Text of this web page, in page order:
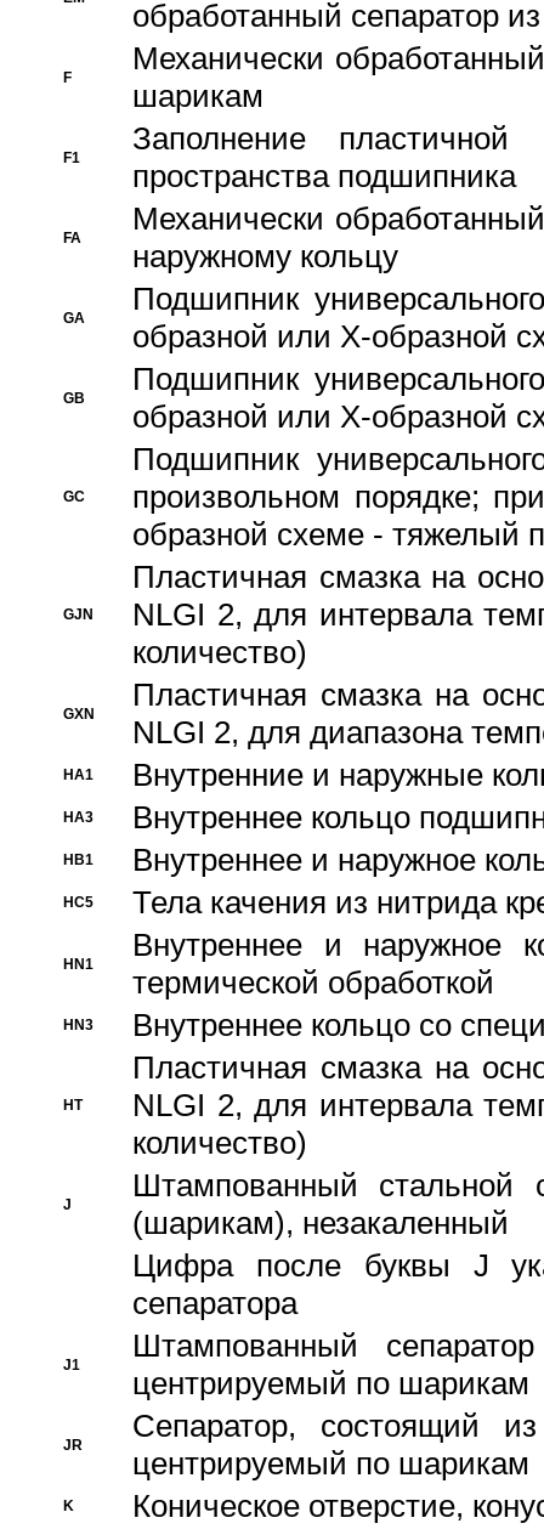
обработанный сепаратор
F
Механически
шарикам
F1
Заполнение
пространства подшипника
FA
Механически
наружному кольцу
GA
Подшипник
образной или Х-образной
GB
Подшипник
образной или Х-образной
GC
Подшипник
произвольном порядке;
образной схеме - тяжелый
GJN
Пластичная смазка на
NLGI 2, для интервала
количество)
GXN
Пластичная смазка на
NLGI 2, для диапазона
HA1 Внутренние и наружные
HA3 Bнутреннее кольцо
HB1 Bнутреннее и наружное
HC5 Тела качения из нитрида
HN1
Bнутреннее и наружное
термической обработкой
HN3 Внутреннее кольцо со
HT
Пластичная смазка на
NLGI 2, для интервала
количество)
J
Штампованный стальной
(шарикам), незакаленный
Цифра после буквы J
сепаратора
J1
Штампованный
центрируемый по шарикам
JR
Сепаратор, состоящий
центрируемый по шарикам
K Коническое отверстие,